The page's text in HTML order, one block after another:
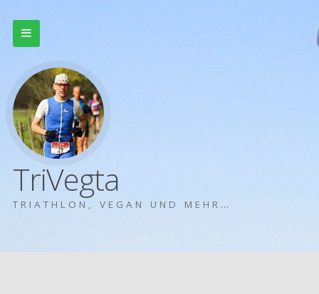
TriVegta
TRIATHLON, VEGAN UND MEHR…